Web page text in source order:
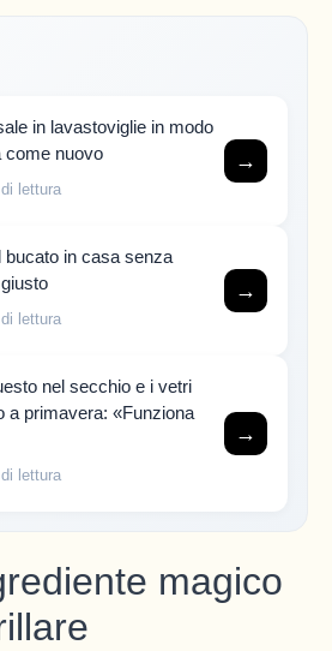
in lavastoviglie in modo
come nuovo
lettura
→
in casa senza
lettura
→
nel secchio e i vetri
a primavera: «Funziona
lettura
→
magico